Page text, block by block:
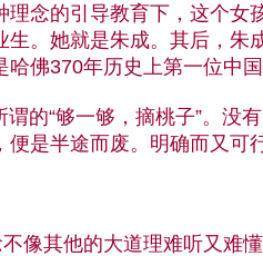
的引导教育下，这个女
生。她就是朱成。其后，
佛370年历史上第一位中
的“够一够，摘桃子”。没
是半途而废。明确而又可
其他的大道理难听又难